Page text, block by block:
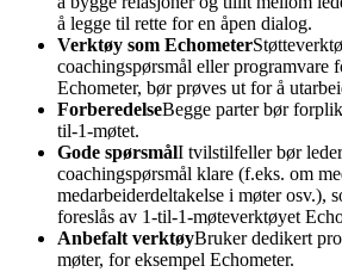
å legge til rette for en åpen dialog.
Verktøy som Echometer
coachingspørsmål eller programvare
Echometer, bør prøves ut for å
ForberedelseBegge parter bør
til-1-møtet.
Gode spørsmålI tvilstilfeller bør
coachingspørsmål klare (f.eks. om
medarbeiderdeltakelse i møter osv.),
foreslås av 1-til-1-møteverktøyet
Anbefalt verktøyBruker dedikert
møter, for eksempel Echometer.